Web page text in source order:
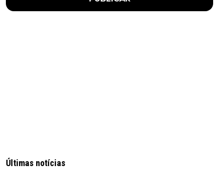
Últimas notícias